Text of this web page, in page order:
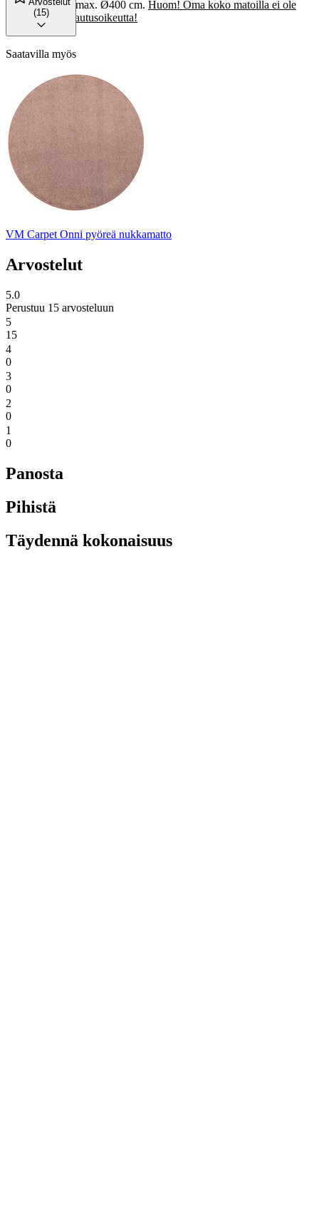
mittatilauksena max. Ø400 cm. Huom! Oma koko matoilla ei ole
vaihto- eikä palautusoikeutta!
(15)
Saatavilla myös
VM Carpet Onni pyöreä nukkamatto
Arvostelut
5.0
Perustuu 15 arvosteluun
5
15
4
0
3
0
2
0
1
0
Panosta
Pihistä
Täydennä kokonaisuus